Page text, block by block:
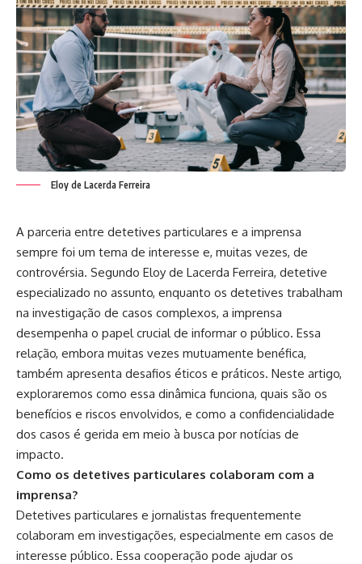
Eloy de Lacerda Ferreira
A parceria entre detetives particulares e a imprensa
sempre foi um tema de interesse e, muitas vezes, de
controvérsia. Segundo Eloy de Lacerda Ferreira, detetive
especializado no assunto, enquanto os detetives trabalham
na investigação de casos complexos, a imprensa
desempenha o papel crucial de informar o público. Essa
relação, embora muitas vezes mutuamente benéfica,
também apresenta desafios éticos e práticos. Neste artigo,
exploraremos como essa dinâmica funciona, quais são os
benefícios e riscos envolvidos, e como a confidencialidade
dos casos é gerida em meio à busca por notícias de
impacto.
Como os detetives particulares colaboram com a
imprensa?
Detetives particulares e jornalistas frequentemente
colaboram em investigações, especialmente em casos de
interesse público. Essa cooperação pode ajudar os